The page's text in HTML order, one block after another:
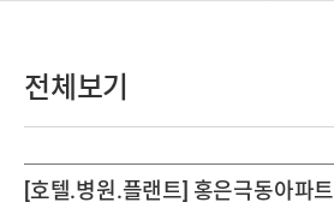
전체보기
[호텔.병원.플랜트] 홍은극동아파트